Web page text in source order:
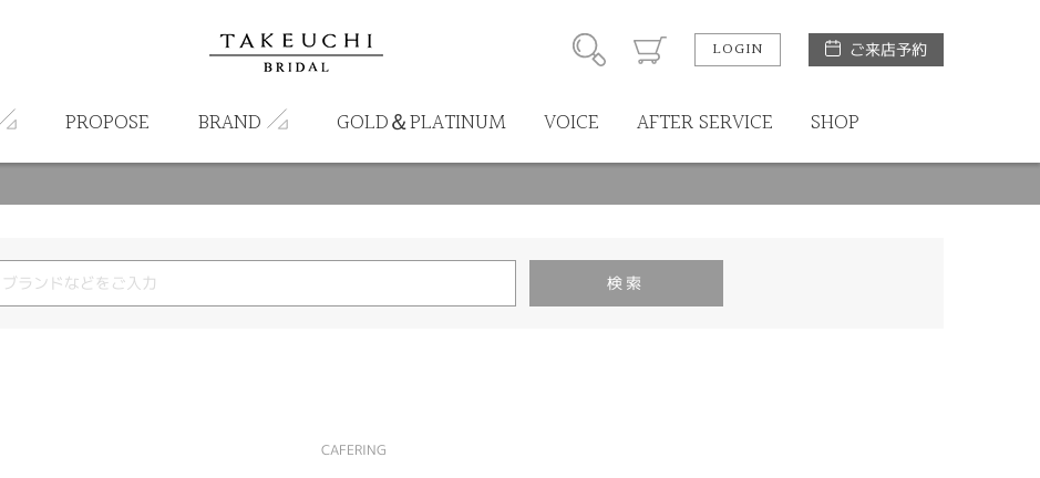
LOGIN ご来店予約
PROPOSE BRAND GOLD＆PLATINUM VOICE AFTER SERVICE SHOP
CAFERING